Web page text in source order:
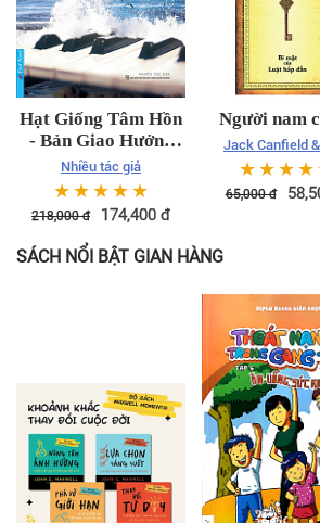
Hạt Giống Tâm Hồn
- Bản Giao Hưởng
Cuộc Sống
Nhiều tác giả
☆☆☆☆☆
218,000đ 174,400 đ
Người nam
Jack Canfield
Watkins - Thu
Thanh Minh
☆☆☆☆
65,000đ
SÁCH NỔI BẬT GIAN HÀNG